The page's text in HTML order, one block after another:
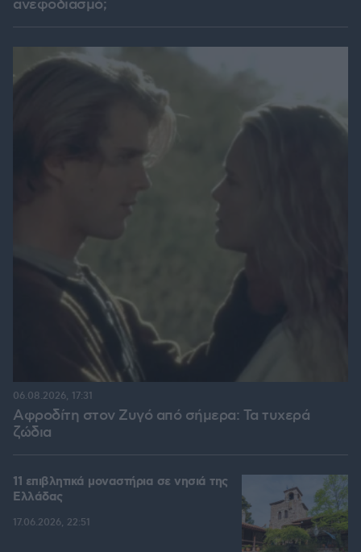
ανεφοδιασμό;
Αφροδίτη στον Ζυγό από σήμερα: Τα τυχερά
ζώδια
06.08.2026, 17:31
11 επιβλητικά μοναστήρια σε νησιά της
Ελλάδας
17.06.2026, 22:51